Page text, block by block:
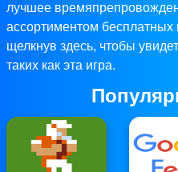
лучшее
ассортиментом бесплатных
щелкнув здесь, чтобы
таких как эта игра.